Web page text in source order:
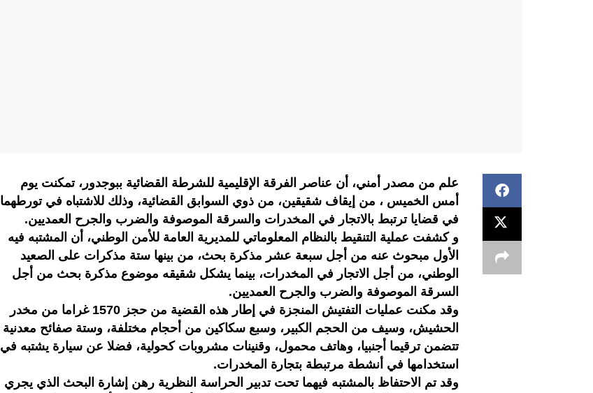
علم من مصدر أمني، أن عناصر الفرقة الإقليمية للشرطة القضائية ببوجدور، تمكنت يوم
أمس الخميس ، من إيقاف شقيقين، من ذوي السوابق القضائية، وذلك للاشتباه في تورطهما
في قضايا ترتبط بالاتجار في المخدرات والسرقة الموصوفة والضرب والجرح العمديين.
و كشفت عملية التنقيط بالنظام المعلوماتي للمديرية العامة للأمن الوطني، أن المشتبه فيه
الأول مبحوث عنه من أجل سبعة عشر مذكرة بحث، من بينها ستة مذكرات على الصعيد
الوطني، من أجل الاتجار في المخدرات، بينما يشكل شقيقه موضوع مذكرة بحث من أجل
السرقة الموصوفة والضرب والجرح العمديين.
وقد مكنت عمليات التفتيش المنجزة في إطار هذه القضية من حجز 1570 غراما من مخدر
الحشيش، وسيف من الحجم الكبير، وسبع سكاكين من أحجام مختلفة، وستة صفائح معدنية
تتضمن ترقيما أجنبيا، وهاتف محمول، وقنينات مشروبات كحولية، فضلا عن سيارة يشتبه في
استخدامها في أنشطة مرتبطة بتجارة المخدرات.
وقد تم الاحتفاظ بالمشتبه فيهما تحت تدبير الحراسة النظرية رهن إشارة البحث الذي يجري